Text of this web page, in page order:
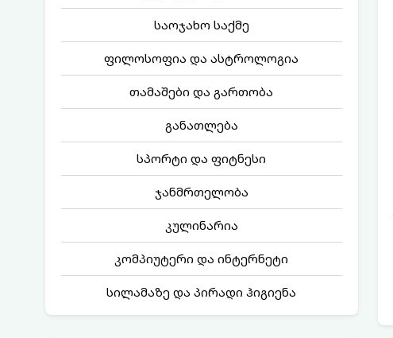
საოჯახო საქმე
ფილოსოფია და ასტროლოგია
თამაშები და გართობა
განათლება
სპორტი და ფიტნესი
ჯანმრთელობა
კულინარია
კომპიუტერი და ინტერნეტი
სილამაზე და პირადი ჰიგიენა